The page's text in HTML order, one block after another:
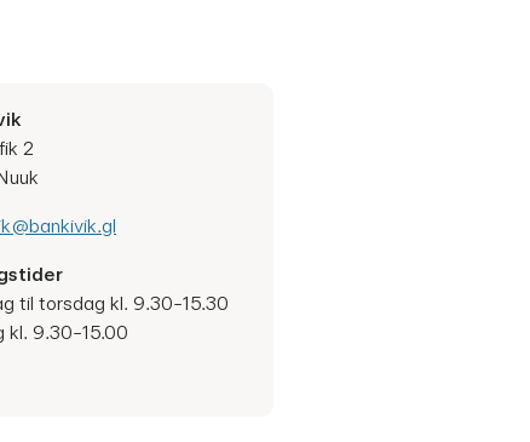
2
til torsdag kl. 9.30-15.30
kl. 9.30-15.00